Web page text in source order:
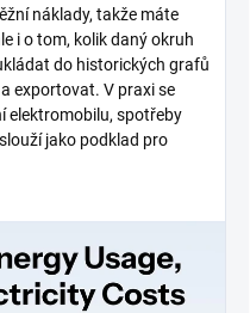
náklady, takže máte
i o tom, kolik daný okruh
do historických grafů
exportovat. V praxi se
elektromobilu, spotřeby
jako podklad pro